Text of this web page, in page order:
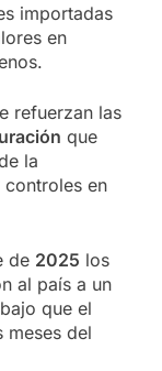
importadas
en
refuerzan las
que
la
en
de 2025 los
al país a un
que el
meses del